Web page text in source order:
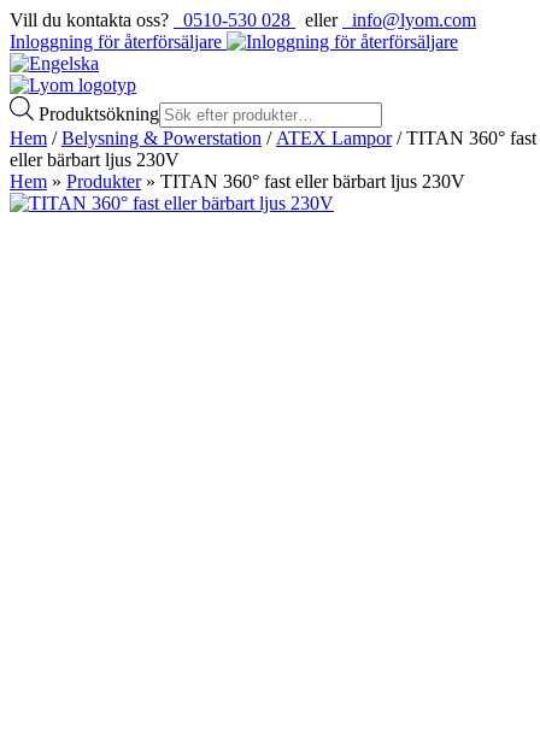
Vill du kontakta oss? 0510-530 028 eller
info@lyom.com
Inloggning för återförsäljare
Produktsökning
Hem /Belysning & Powerstation / ATEX Lampor/ TITAN 360° fast
eller bärbart ljus 230V
Hem » Produkter» TITAN 360° fast eller bärbart ljus 230V